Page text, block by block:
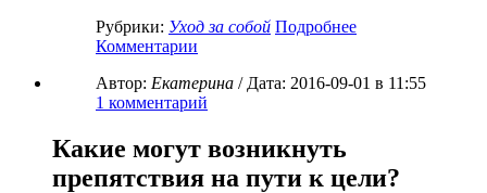
Рубрики: Уход за собой Подробнее
Комментарии
Автор: Екатерина / Дата: 2016-09-01 в 11:55
1 комментарий
Какие могут возникнуть
препятствия на пути к цели?